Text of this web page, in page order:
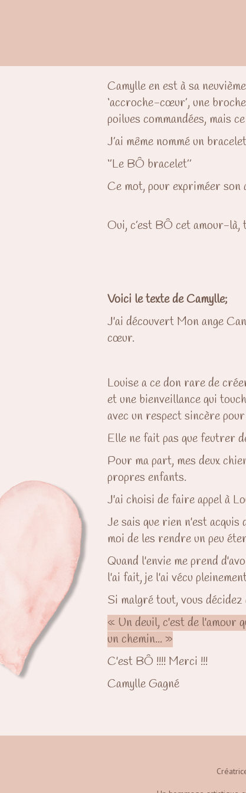
Camylle en est à sa
‘accroche-cœur’, une
poilues commandées, mais
J’ai même nommé un
‘’Le BÔ bracelet’’
Ce mot, pour expriméer
Oui, c’est BÔ cet amour-là,
Voici le texte de Camylle;
J'ai découvert Mon ange
cœur.
Louise a ce don rare de
et une bienveillance qui
avec un respect sincère
Elle ne fait pas que feutrer
Pour ma part, mes deux
propres enfants.
J'ai choisi de faire appel à
Je sais que rien n'est
moi de les rendre un peu
Quand l'envie me prend
l'ai fait, je l'ai vécu
Si malgré tout, vous
« Un deuil, c'est de l'amour
un chemin... »
C'est BÔ !!!! Merci !!!
Camylle Gagné